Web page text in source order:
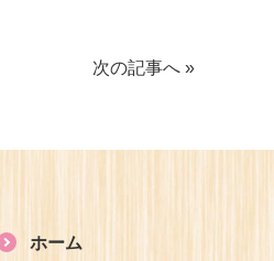
次の記事へ »
ホーム